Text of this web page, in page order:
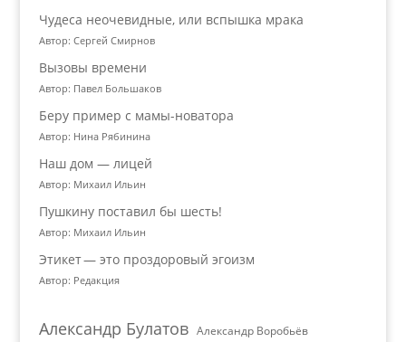
Чудеса неочевидные, или вспышка мрака
Автор: Сергей Смирнов
Вызовы времени
Автор: Павел Большаков
Беру пример с мамы-новатора
Автор: Нина Рябинина
Наш дом — лицей
Автор: Михаил Ильин
Пушкину поставил бы шесть!
Автор: Михаил Ильин
Этикет — это проздоровый эгоизм
Автор: Редакция
Александр Булатов Александр Воробьёв